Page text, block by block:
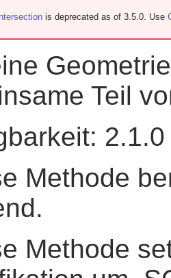
is deprecated as of 3.5.0. Use
Teil
2.1.0
Methode
Methode